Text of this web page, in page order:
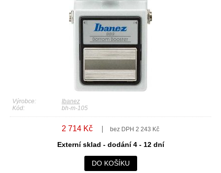
Výrobce:
Ibanez
Kód:
bh-m-105
2 714 Kč bez DPH 2 243 Kč
Externí sklad - dodání 4 - 12 dní
DO KOŠÍKU